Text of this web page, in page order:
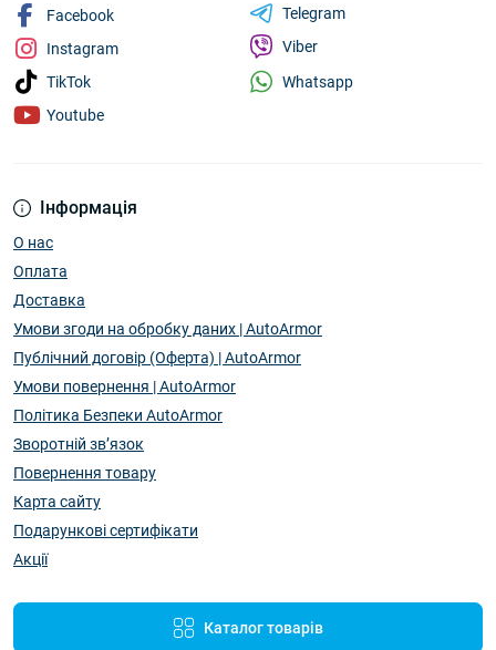
Інформація
О нас
Оплата
Доставка
Умови згоди на обробку даних | AutoArmor
Публічний договір (Оферта) | AutoArmor
Умови повернення | AutoArmor
Політика Безпеки AutoArmor
Зворотній зв’язок
Повернення товару
Карта сайту
Подарункові сертифікати
Акції
Каталог товарів
Facebook
Instagram
TikTok
Youtube
Telegram
Viber
Whatsapp